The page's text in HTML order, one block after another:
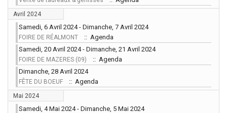
Avril 2024
Samedi, 6 Avril 2024 - Dimanche, 7 Avril 2024
FOIRE DE RÉALMONT
:: Agenda
Samedi, 20 Avril 2024 - Dimanche, 21 Avril 2024
FOIRE DE MAZERES (09)
:: Agenda
Dimanche, 28 Avril 2024
FÊTE DU BOEUF :: Agenda
Mai 2024
Samedi, 4 Mai 2024 - Dimanche, 5 Mai 2024